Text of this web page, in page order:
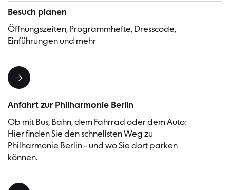
Besuch planen
Öffnungszeiten, Programmhefte, Dresscode,
Einführungen und mehr
Anfahrt zur Philharmonie Berlin
Ob mit Bus, Bahn, dem Fahrrad oder dem Auto:
Hier finden Sie den schnellsten Weg zu
Philharmonie Berlin – und wo Sie dort parken
können.